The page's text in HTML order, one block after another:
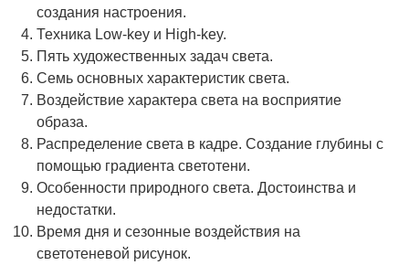
создания настроения.
Техника Low-key и High-key.
Пять художественных задач света.
Семь основных характеристик света.
Воздействие характера света на восприятие
образа.
Распределение света в кадре. Создание глубины с
помощью градиента светотени.
Особенности природного света. Достоинства и
недостатки.
Время дня и сезонные воздействия на
светотеневой рисунок.